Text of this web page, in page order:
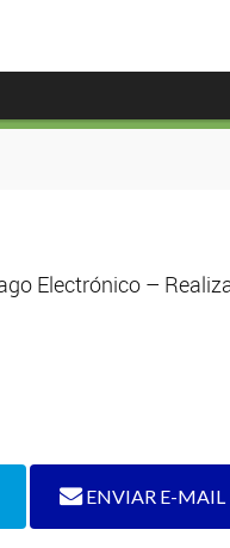
Electrónico –
ENVIAR E-MAIL